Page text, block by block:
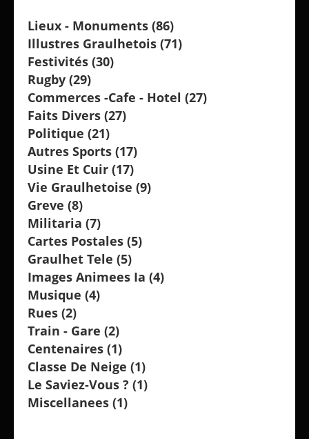
Lieux - Monuments (86)
Illustres Graulhetois (71)
Festivités (30)
Rugby (29)
Commerces -cafe - Hotel (27)
Faits Divers (27)
Politique (21)
Autres Sports (17)
Usine Et Cuir (17)
Vie Graulhetoise (9)
Greve (8)
Militaria (7)
Cartes Postales (5)
Graulhet Tele (5)
Images Animees Ia (4)
Musique (4)
Rues (2)
Train - Gare (2)
Centenaires (1)
Classe De Neige (1)
Le Saviez-Vous ? (1)
Miscellanees (1)